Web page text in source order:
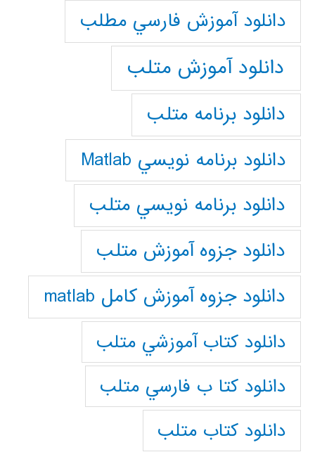
دانلود آموزش فارسي مطلب
دانلود آموزش متلب
دانلود برنامه متلب
دانلود برنامه نويسي Matlab
دانلود برنامه نويسي متلب
دانلود جزوه آموزش متلب
دانلود جزوه آموزش کامل matlab
دانلود كتاب آموزشي متلب
دانلود كتا ب فارسي متلب
دانلود كتاب متلب